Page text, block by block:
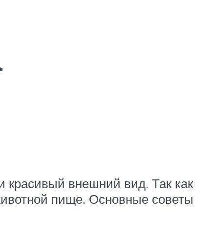
красивый внешний вид. Так как
пище. Основные советы